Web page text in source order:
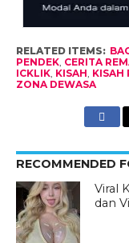
RELATED ITEMS:
PENDEK, CERITA
ICKLIK, KISAH, KISAH
ZONA DEWASA
RECOMMENDED
Viral
dan